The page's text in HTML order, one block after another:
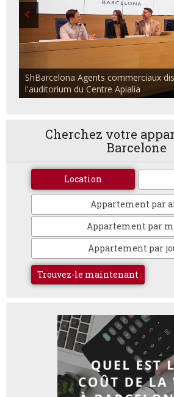
ShBarcelona Agents commerciaux
l'auditorium du Centre Apialia
Cherchez votre
Barcelone
Location
Appartement par
Appartement par
Appartement par
Trouvez-le maintenant